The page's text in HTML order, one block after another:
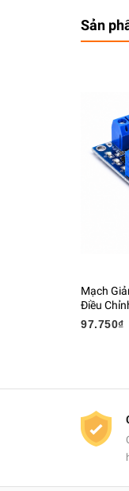
Sản
Mạch
Điều
97.750₫